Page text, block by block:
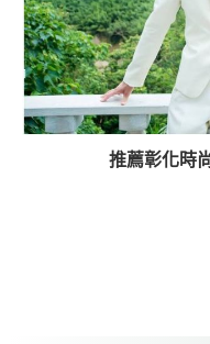
推薦彰化時